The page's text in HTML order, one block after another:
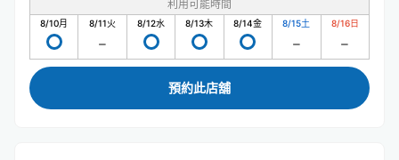
利用可能時間
8/10月 8/11火 8/12水 8/13木 8/14金 8/15土 8/16日
預約此店舖